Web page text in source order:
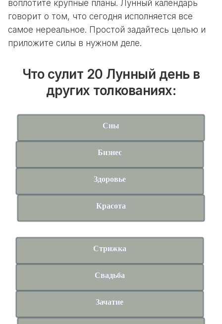
воплотите крупные планы. Лунный календарь
говорит о том, что сегодня исполняется все
самое нереальное. Простой задайтесь целью и
приложите силы в нужном деле.
Что сулит 20 Лунный день в
других толкованиях:
Сны
Бизнес
Здоровье
Красота
Стрижка
Свадьба
Зачатие